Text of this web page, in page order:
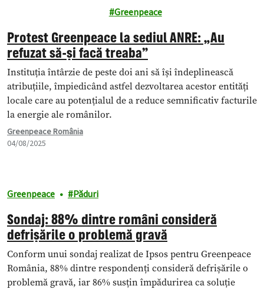
Greenpeace
Protest Greenpeace la sediul ANRE: „Au
refuzat să-și facă treaba”
Instituția întârzie de peste doi ani să își îndeplinească
atribuțiile, împiedicând astfel dezvoltarea acestor entități
locale care au potențialul de a reduce semnificativ facturile
la energie ale românilor.
Greenpeace România
04/08/2025
Greenpeace Păduri
Sondaj: 88% dintre români consideră
defrișările o problemă gravă
Conform unui sondaj realizat de Ipsos pentru Greenpeace
România, 88% dintre respondenți consideră defrișările o
problemă gravă, iar 86% susțin împădurirea ca soluție